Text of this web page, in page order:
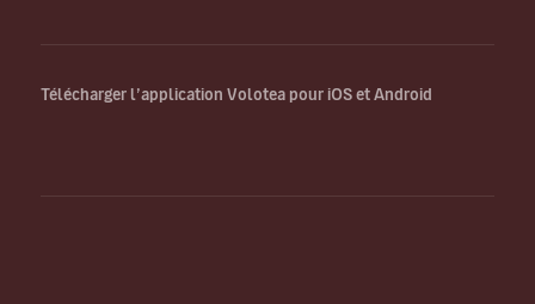
Télécharger l’application Volotea pour iOS et Android